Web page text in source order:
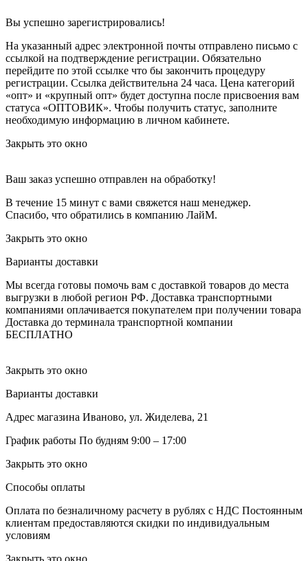
Вы успешно зарегистрировались!
На указанный адрес электронной почты отправлено письмо с
ссылкой на подтверждение регистрации. Обязательно
перейдите по этой ссылке что бы закончить процедуру
регистрации. Ссылка действительна 24 часа. Цена категорий
«опт» и «крупный опт» будет доступна после присвоения вам
статуса «ОПТОВИК». Чтобы получить статус, заполните
необходимую информацию в личном кабинете.
Закрыть это окно
Ваш заказ успешно отправлен на обработку!
В течение 15 минут с вами свяжется наш менеджер.
Спасибо, что обратились в компанию ЛайМ.
Закрыть это окно
Варианты доставки
Мы всегда готовы помочь вам с доставкой товаров до места
выгрузки в любой регион РФ. Доставка транспортными
компаниями оплачивается покупателем при получении товара
Доставка до терминала транспортной компании
БЕСПЛАТНО
Закрыть это окно
Варианты доставки
Адрес магазина Иваново, ул. Жиделева, 21
График работы По будням 9:00 – 17:00
Закрыть это окно
Способы оплаты
Оплата по безналичному расчету в рублях с НДС Постоянным
клиентам предоставляются скидки по индивидуальным
условиям
Закрыть это окно